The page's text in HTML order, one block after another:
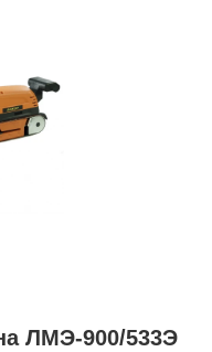
ЛМЭ-900/533Э